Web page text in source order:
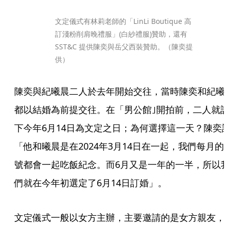
文定儀式有林莉老師的「LinLi Boutique 高
訂淺粉削肩晚禮服」(白紗禮服)贊助，還有
SST&C 提供陳奕與岳父西裝贊助。（陳奕提
供）
陳奕與紀曦晨二人於去年開始交往，當時陳奕和紀曦
都以結婚為前提交往。在「男公館｣開拍前，二人就
下今年6月14日為文定之日；為何選擇這一天？陳奕
「他和曦晨是在2024年3月14日在一起，我們每月的
號都會一起吃飯紀念。而6月又是一年的一半，所以
們就在今年初選定了6月14日訂婚」。
文定儀式一般以女方主辦，主要邀請的是女方親友，